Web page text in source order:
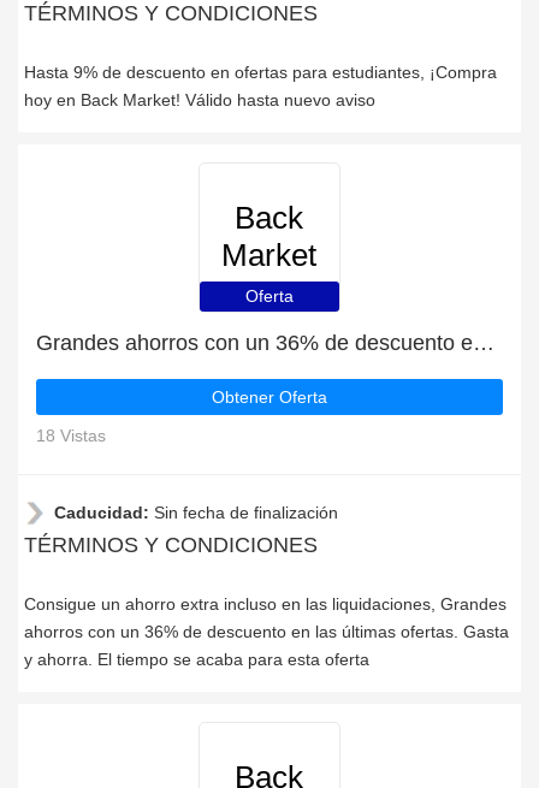
TÉRMINOS Y CONDICIONES
Hasta 9% de descuento en ofertas para estudiantes, ¡Compra
hoy en Back Market! Válido hasta nuevo aviso
Back
Market
Oferta
Grandes ahorros con un 36% de descuento en las últimas ofertas
Obtener Oferta
18 Vistas
Caducidad: Sin fecha de finalización
TÉRMINOS Y CONDICIONES
Consigue un ahorro extra incluso en las liquidaciones, Grandes
ahorros con un 36% de descuento en las últimas ofertas. Gasta
y ahorra. El tiempo se acaba para esta oferta
Back